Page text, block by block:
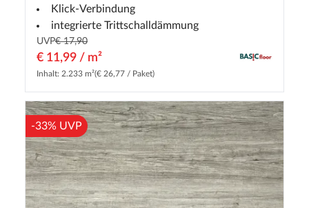
Klick-Verbindung
integrierte Trittschalldämmung
UVP€ 17,90
€ 11,99 / m²
Inhalt: 2.233 m²(€ 26,77 / Paket)
-33% UVP